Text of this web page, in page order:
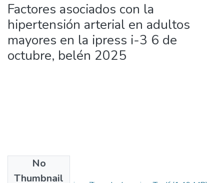
Factores asociados con la
hipertensión arterial en adultos
mayores en la ipress i-3 6 de
octubre, belén 2025
No
Thumbnail